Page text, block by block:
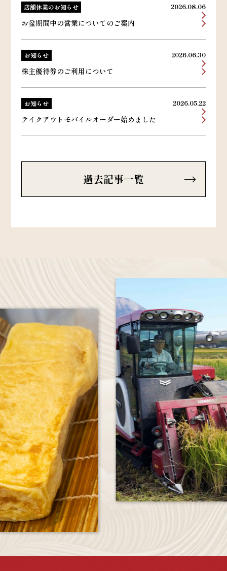
2026.08.06
店舗休業のお知らせ
お盆期間中の営業についてのご案内
2026.06.30
お知らせ
株主優待券のご利用について
2026.05.22
お知らせ
テイクアウトモバイルオーダー始めました
過去記事一覧